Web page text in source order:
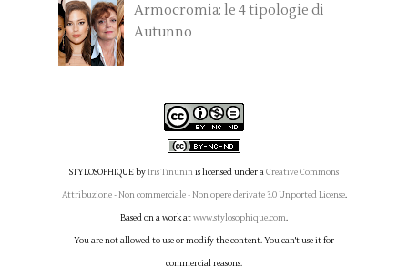
Armocromia: le 4 tipologie di
Autunno
STYLOSOPHIQUE byIris Tinuninis licensed under aCreative Commons
Attribuzione - Non commerciale - Non opere derivate 3.0 Unported License.
Based on a work atwww.stylosophique.com.
You are not allowed to use or modify the content. You can't use it for
commercial reasons.